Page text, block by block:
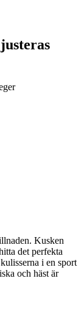
Kusken
det perfekta
i en sport
och häst är